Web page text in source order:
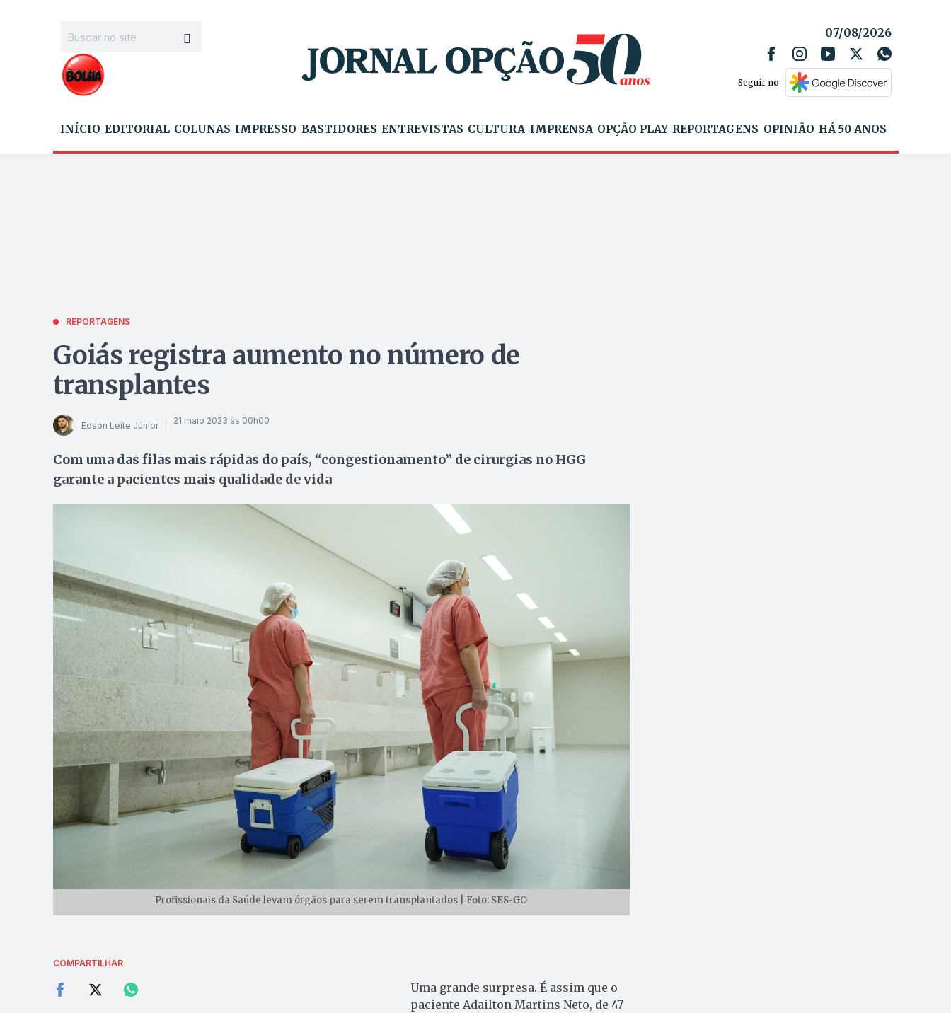
07/08/2026
Seguir no
INÍCIO EDITORIAL COLUNAS IMPRESSO BASTIDORES ENTREVISTAS CULTURA IMPRENSA OPÇÃO PLAY REPORTAGENS OPINIÃO HÁ 50 ANOS
REPORTAGENS
Goiás registra aumento no número de
transplantes
Edson Leite Júnior 21 maio 2023 às 00h00
Com uma das filas mais rápidas do país, “congestionamento” de cirurgias no HGG
garante a pacientes mais qualidade de vida
Profissionais da Saúde levam órgãos para serem transplantados | Foto: SES-GO
COMPARTILHAR
Uma grande surpresa. É assim que o
paciente Adailton Martins Neto, de 47